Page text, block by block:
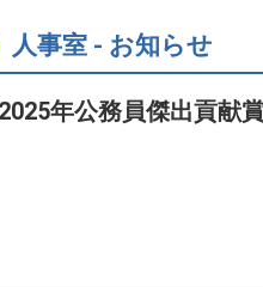
人事室 - お知らせ
2025年公務員傑出貢献